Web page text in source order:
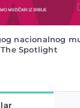
Spotlight